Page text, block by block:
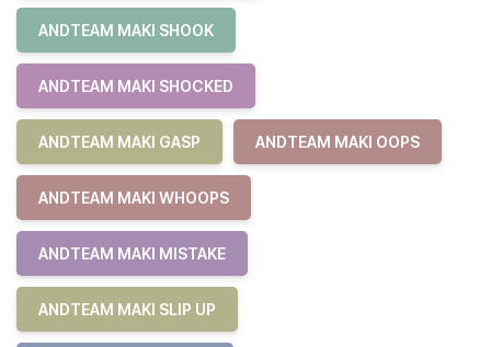
ANDTEAM MAKI SHOOK
ANDTEAM MAKI SHOCKED
ANDTEAM MAKI GASP ANDTEAM MAKI OOPS
ANDTEAM MAKI WHOOPS
ANDTEAM MAKI MISTAKE
ANDTEAM MAKI SLIP UP